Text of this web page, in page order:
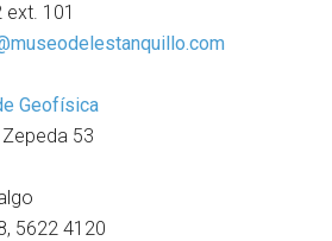
101
Geofísica
53
5622 4120